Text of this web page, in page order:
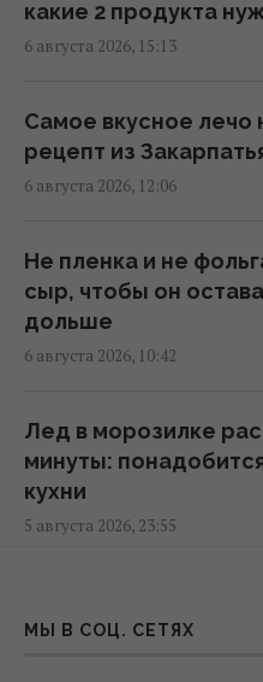
кому нельзя много
17:10 четверг, 06 августа 2026
Укрепляет кости и
диетологи назвали
содержанию кальция
В Италии из-за жары
дольше: какой
Этот фильм 2010
величайшим
истории кино
Названо время в
какие 2 продукта
6 августа 2026, 15:13
Самое вкусное лечо
рецепт из
6 августа 2026, 12:06
Не пленка и не
сыр, чтобы он
дольше
6 августа 2026, 10:42
Лед в морозилке
минуты:
кухни
5 августа 2026, 23:55
воду, чтобы яйца
МЫ В СОЦ. СЕТЯХ